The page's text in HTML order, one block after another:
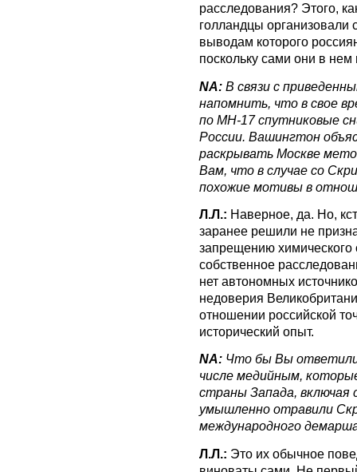
расследования? Этого,
голландцы организовали
выводам которого
поскольку сами они в нем
NA: В связи с
напомнить, что в свое
по MH-17 спутниковые
России. Вашингтон
раскрывать Москве
Вам, что в случае со
похожие мотивы в
Л.Л.: Наверное, да. Но,
заранее решили не
запрещению химического
собственное
нет автономных
недоверия
отношении российской
исторический опыт.
NA: Что бы Вы
числе медийным,
страны Запада,
умышленно отравили
международного
Л.Л.: Это их обычное